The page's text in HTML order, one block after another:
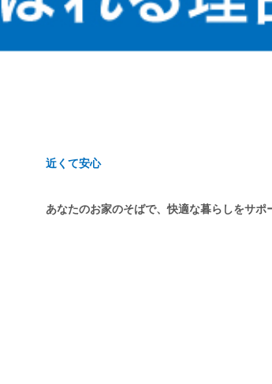
近くて安心
あなたのお家のそばで、快適な暮らしをサポ